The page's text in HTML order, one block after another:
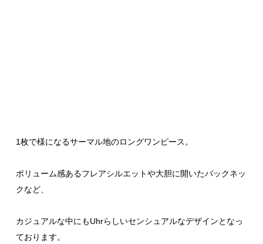
1枚で様になるサーマル地のロングワンピース。
ボリューム感あるフレアシルエットや大胆に開いたバックネッ
クなど、
カジュアルな中にもUhrらしいセンシュアルなデザインとなっ
ております。